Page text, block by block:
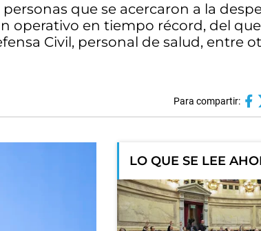
que se acercaron a la
operativo en tiempo récord, del que
Civil, personal de salud, entre
Para compartir:
LO QUE SE LEE